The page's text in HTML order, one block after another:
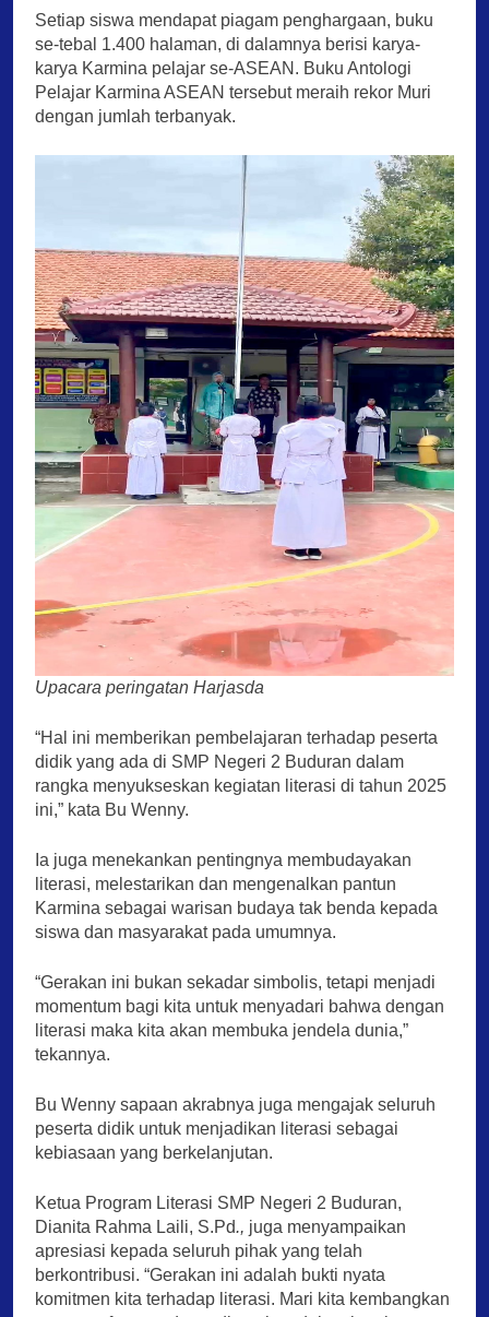
Setiap siswa mendapat piagam penghargaan, buku
se-tebal 1.400 halaman, di dalamnya berisi karya-
karya Karmina pelajar se-ASEAN. Buku Antologi
Pelajar Karmina ASEAN tersebut meraih rekor Muri
dengan jumlah terbanyak.
Upacara peringatan Harjasda
“Hal ini memberikan pembelajaran terhadap peserta
didik yang ada di SMP Negeri 2 Buduran dalam
rangka menyukseskan kegiatan literasi di tahun 2025
ini,” kata Bu Wenny.
Ia juga menekankan pentingnya membudayakan
literasi, melestarikan dan mengenalkan pantun
Karmina sebagai warisan budaya tak benda kepada
siswa dan masyarakat pada umumnya.
“Gerakan ini bukan sekadar simbolis, tetapi menjadi
momentum bagi kita untuk menyadari bahwa dengan
literasi maka kita akan membuka jendela dunia,”
tekannya.
Bu Wenny sapaan akrabnya juga mengajak seluruh
peserta didik untuk menjadikan literasi sebagai
kebiasaan yang berkelanjutan.
Ketua Program Literasi SMP Negeri 2 Buduran,
Dianita Rahma Laili, S.Pd., juga menyampaikan
apresiasi kepada seluruh pihak yang telah
berkontribusi. “Gerakan ini adalah bukti nyata
komitmen kita terhadap literasi. Mari kita kembangkan